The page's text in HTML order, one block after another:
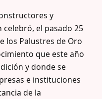
y
celebró, el pasado 25
los Palustres de Oro
que este año
y donde se
e instituciones
de la